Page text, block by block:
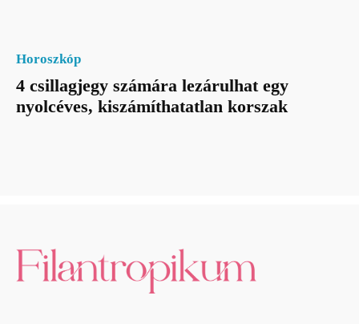
Horoszkóp
4 csillagjegy számára lezárulhat egy
nyolcéves, kiszámíthatatlan korszak